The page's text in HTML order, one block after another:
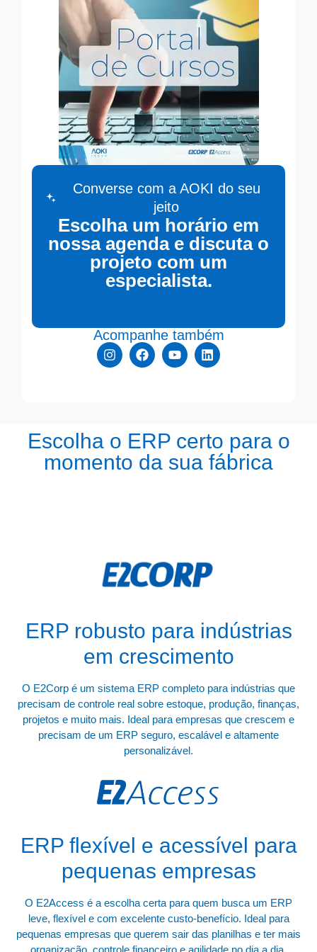
Converse com a AOKI do seu
jeito
Escolha um horário em
nossa agenda e discuta o
projeto com um
especialista.
Acompanhe também
Escolha o ERP certo para o
momento da sua fábrica
ERP robusto para indústrias
em crescimento
O E2Corp é um sistema ERP completo para indústrias que
precisam de controle real sobre estoque, produção, finanças,
projetos e muito mais. Ideal para empresas que crescem e
precisam de um ERP seguro, escalável e altamente
personalizável.
ERP flexível e acessível para
pequenas empresas
O E2Access é a escolha certa para quem busca um ERP
leve, flexível e com excelente custo-benefício. Ideal para
pequenas empresas que querem sair das planilhas e ter mais